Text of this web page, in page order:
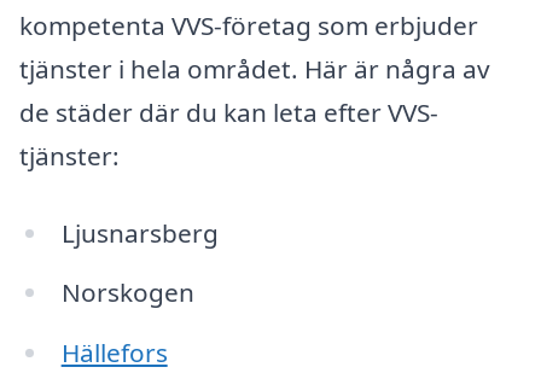
kompetenta VVS-företag som erbjuder
tjänster i hela området. Här är några av
de städer där du kan leta efter VVS-
tjänster:
Ljusnarsberg
Norskogen
Hällefors